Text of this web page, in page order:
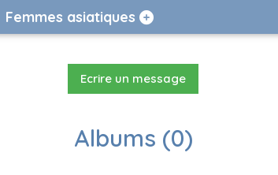
Femmes asiatiques
Ecrire un message
Albums (0)